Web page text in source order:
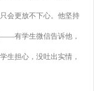
会更放不下心。他坚持
有学生微信告诉他，
生担心，没吐出实情，